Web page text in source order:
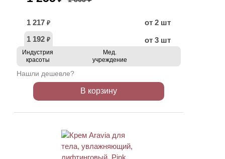
1 217 ₽
от 2 шт
1 192 ₽ от 3 шт
Индустрия
красоты
Мед.
учреждение
Нашли дешевле?
В корзину